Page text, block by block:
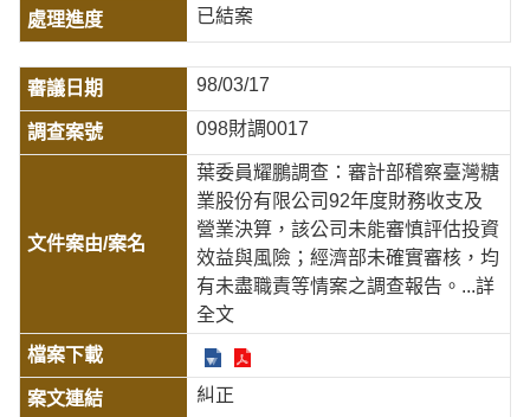
已結案
98/03/17
098財調0017
葉委員耀鵬調查：審計部稽察臺灣糖
業股份有限公司92年度財務收支及
營業決算，該公司未能審慎評估投資
效益與風險；經濟部未確實審核，均
有未盡職責等情案之調查報告。 ...詳
全文
糾正